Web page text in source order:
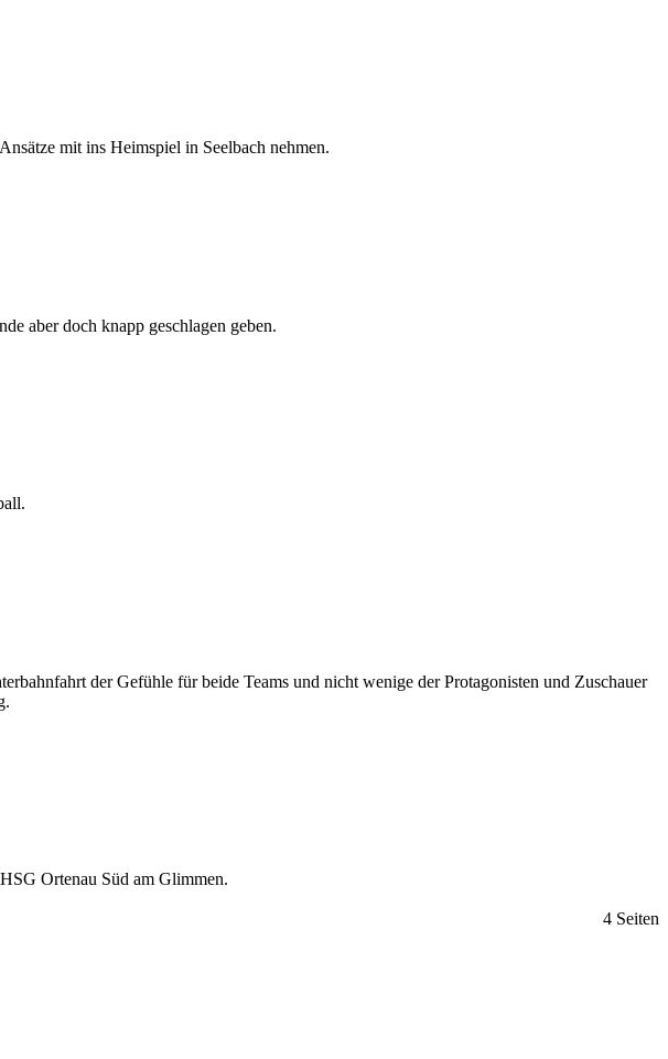
mit ins Heimspiel in Seelbach nehmen.
aber doch knapp geschlagen geben.
der Gefühle für beide Teams und nicht wenige der Protagonisten und Zuschauer
Ortenau Süd am Glimmen.
4 Seiten